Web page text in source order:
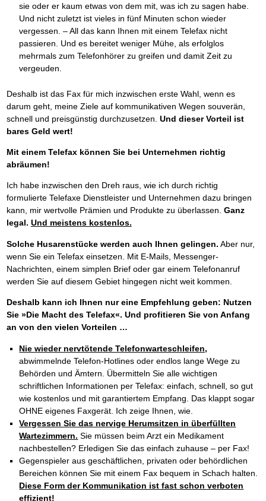
sie oder er kaum etwas von dem mit, was ich zu sagen habe.
Und nicht zuletzt ist vieles in fünf Minuten schon wieder
vergessen. – All das kann Ihnen mit einem Telefax nicht
passieren. Und es bereitet weniger Mühe, als erfolglos
mehrmals zum Telefonhörer zu greifen und damit Zeit zu
vergeuden.
Deshalb ist das Fax für mich inzwischen erste Wahl, wenn es
darum geht, meine Ziele auf kommunikativen Wegen souverän,
schnell und preisgünstig durchzusetzen. Und dieser Vorteil ist
bares Geld wert!
Mit einem Telefax können Sie bei Unternehmen richtig
abräumen!
Ich habe inzwischen den Dreh raus, wie ich durch richtig
formulierte Telefaxe Dienstleister und Unternehmen dazu bringen
kann, mir wertvolle Prämien und Produkte zu überlassen. Ganz
legal. Und meistens kostenlos.
Solche Husarenstücke werden auch Ihnen gelingen. Aber nur,
wenn Sie ein Telefax einsetzen. Mit E-Mails, Messenger-
Nachrichten, einem simplen Brief oder gar einem Telefonanruf
werden Sie auf diesem Gebiet hingegen nicht weit kommen.
Deshalb kann ich Ihnen nur eine Empfehlung geben: Nutzen
Sie »Die Macht des Telefax«. Und profitieren Sie von Anfang
an von den vielen Vorteilen …
Nie wieder nervtötende Telefonwarteschleifen,
abwimmelnde Telefon-Hotlines oder endlos lange Wege zu
Behörden und Ämtern. Übermitteln Sie alle wichtigen
schriftlichen Informationen per Telefax: einfach, schnell, so gut
wie kostenlos und mit garantiertem Empfang. Das klappt sogar
OHNE eigenes Faxgerät. Ich zeige Ihnen, wie.
Vergessen Sie das nervige Herumsitzen in überfüllten
Wartezimmern. Sie müssen beim Arzt ein Medikament
nachbestellen? Erledigen Sie das einfach zuhause – per Fax!
Gegenspieler aus geschäftlichen, privaten oder behördlichen
Bereichen können Sie mit einem Fax bequem in Schach halten.
Diese Form der Kommunikation ist fast schon verboten
effizient!